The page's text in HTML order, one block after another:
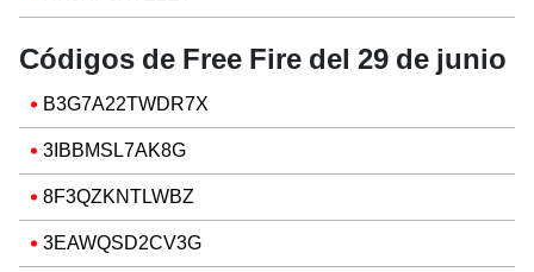
Códigos de Free Fire del 29 de junio
B3G7A22TWDR7X
3IBBMSL7AK8G
8F3QZKNTLWBZ
3EAWQSD2CV3G